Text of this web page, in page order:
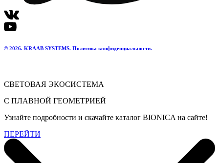
© 2026. KRAAB SYSTEMS. Политика конфиденциальности.
СВЕТОВАЯ ЭКОСИСТЕМА
С ПЛАВНОЙ ГЕОМЕТРИЕЙ
Узнайте подробности и скачайте каталог BIONICA на сайте!
ПЕРЕЙТИ